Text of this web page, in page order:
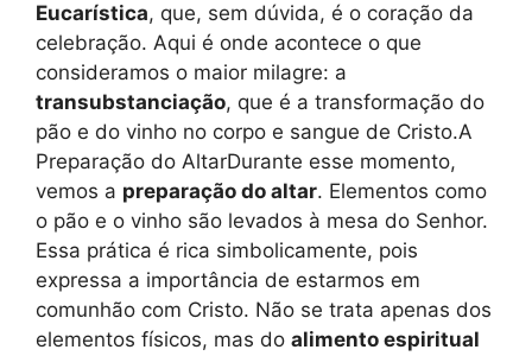
Eucarística, que, sem dúvida, é o coração da
celebração. Aqui é onde acontece o que
consideramos o maior milagre: a
transubstanciação, que é a transformação do
pão e do vinho no corpo e sangue de Cristo.A
Preparação do AltarDurante esse momento,
vemos a preparação do altar. Elementos como
o pão e o vinho são levados à mesa do Senhor.
Essa prática é rica simbolicamente, pois
expressa a importância de estarmos em
comunhão com Cristo. Não se trata apenas dos
elementos físicos, mas do alimento espiritual